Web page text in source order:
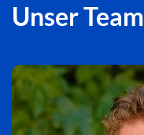
Unser Team